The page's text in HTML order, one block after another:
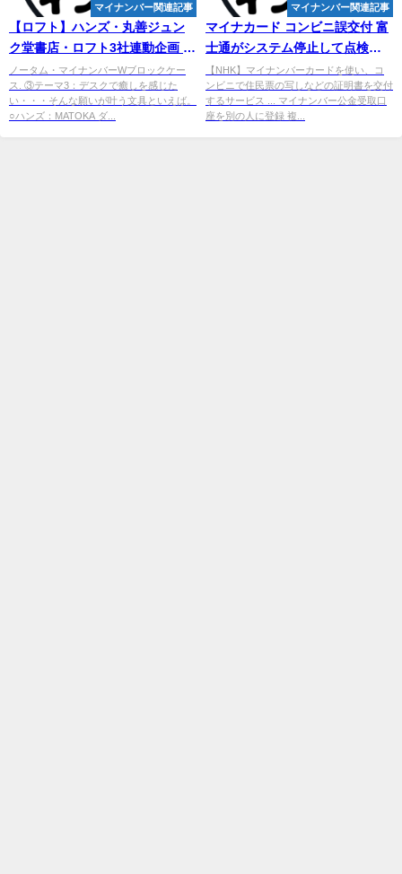
マイナンバー関連記事
【ロフト】ハンズ・丸善ジュン
ク堂書店・ロフト3社連動企画 8
月5日(土)「文具屋サミット2023
...
ノータム・マイナンバーWブロックケー
ス. ③テーマ3：デスクで癒しを感じた
い・・・そんな願いが叶う文具といえば。
○ハンズ：MATOKA ダ...
マイナンバー関連記事
マイナカード コンビニ誤交付 富
士通がシステム停止して点検へ -
NHKニュース
【NHK】マイナンバーカードを使い、コ
ンビニで住民票の写しなどの証明書を交付
するサービス ... マイナンバー公金受取口
座を別の人に登録 複...